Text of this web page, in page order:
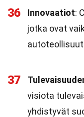
36 Innovaatiot:
jotka ovat
37
visiota
yhdistyvät